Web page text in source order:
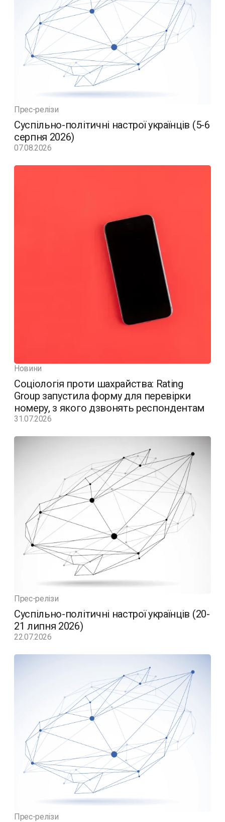
Прес-релізи
Суспільно-політичні настрої українців (5-6
серпня 2026)
07.08.2026
Новини
Соціологія проти шахрайства: Rating
Group запустила форму для перевірки
номеру, з якого дзвонять респондентам
31.07.2026
Прес-релізи
Суспільно-політичні настрої українців (20-
21 липня 2026)
22.07.2026
Прес-релізи